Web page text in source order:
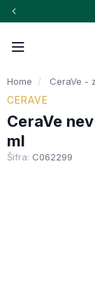
Home CeraVe -
CERAVE
CeraVe
ml
Šifra: C062299